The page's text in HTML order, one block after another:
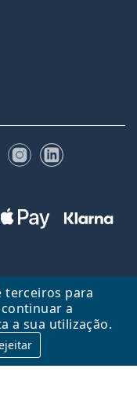
terceiros para
a
a sua utilização.
Instagram
LinkedIn
s.r.o., República
18 anos.